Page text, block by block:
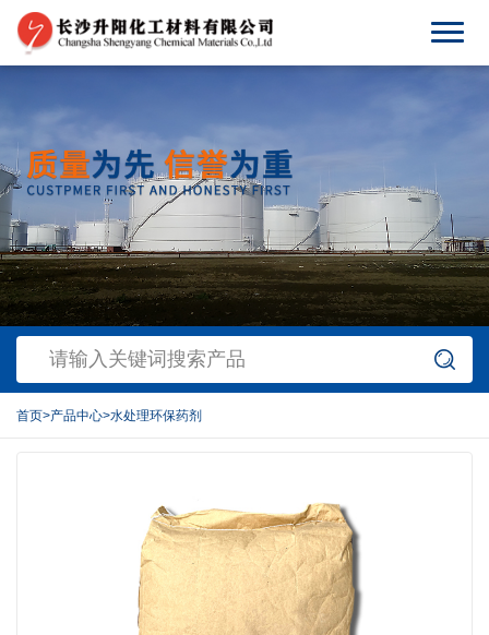
首页>产品中心>水处理环保药剂